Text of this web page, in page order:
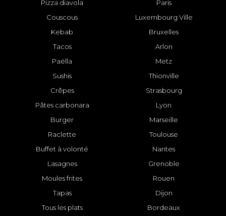
Pizza diavola
Couscous
Kebab
Tacos
Paëlla
Sushis
Crêpes
Pâtes carbonara
Burger
Raclette
Buffet à volonté
Lasagnes
Moules frites
Tapas
Tous les plats
Paris
Luxembourg Ville
Bruxelles
Arlon
Metz
Thionville
Strasbourg
Lyon
Marseille
Toulouse
Nantes
Grenoble
Rouen
Dijon
Bordeaux